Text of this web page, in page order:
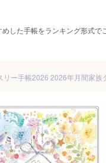
した手帳をランキング形式で